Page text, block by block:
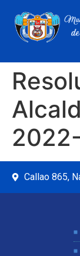
Callao 865,